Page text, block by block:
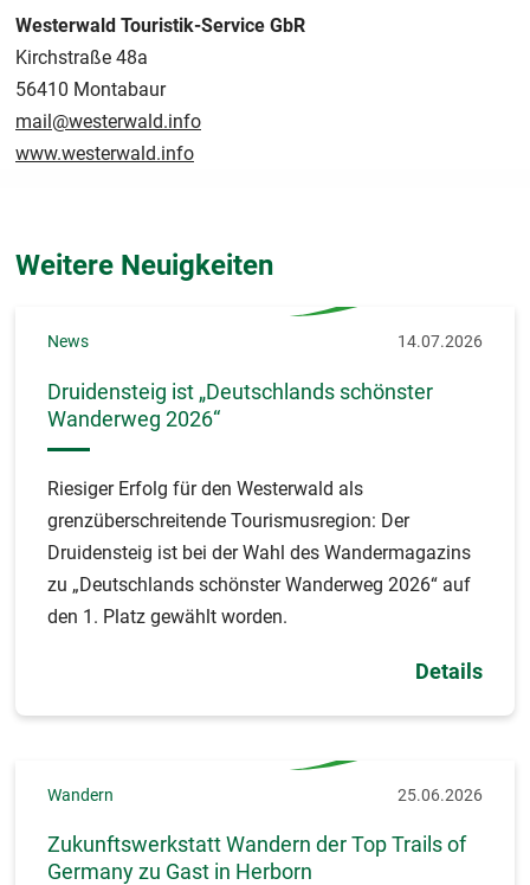
Westerwald Touristik-Service GbR
Kirchstraße 48a
56410 Montabaur
mail@westerwald.info
www.westerwald.info
Weitere Neuigkeiten
News 14.07.2026
Druidensteig ist „Deutschlands schönster
Wanderweg 2026“
Riesiger Erfolg für den Westerwald als
grenzüberschreitende Tourismusregion: Der
Druidensteig ist bei der Wahl des Wandermagazins
zu „Deutschlands schönster Wanderweg 2026“ auf
den 1. Platz gewählt worden.
Details
Wandern 25.06.2026
Zukunftswerkstatt Wandern der Top Trails of
Germany zu Gast in Herborn